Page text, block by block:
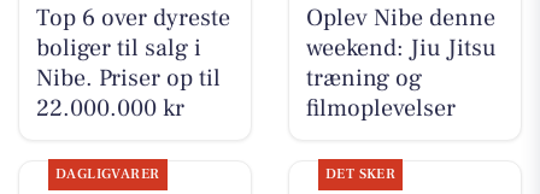
Top 6 over dyreste
boliger til salg i
Nibe. Priser op til
22.000.000 kr
Oplev Nibe denne
weekend: Jiu Jitsu
træning og
filmoplevelser
DAGLIGVARER DET SKER